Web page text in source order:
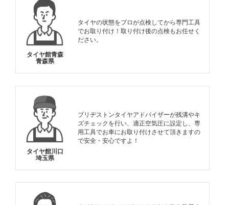
タイヤ館青森
青森県
タイヤの状態をプロが点検してから専門工具
でお取り付け！取り付け後の点検もお任せく
ださい。
タイヤ館川口
埼玉県
ブリヂストンタイヤアドバイザーが残溝やキ
ズチェックを行い、適正空気圧に設定し、専
用工具でお車にお取り付けさせて頂きますの
で安全・安心ですよ！